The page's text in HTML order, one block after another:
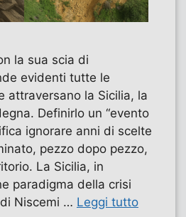
la sua scia di
evidenti tutte le
attraversano la Sicilia, la
Definirlo un “evento
ignorare anni di scelte
pezzo dopo pezzo,
La Sicilia, in
paradigma della crisi
Niscemi … Leggi tutto